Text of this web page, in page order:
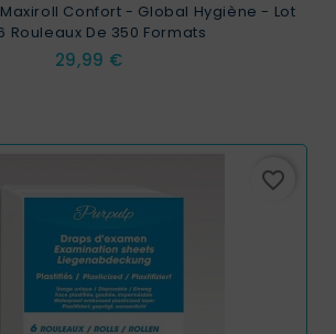
Confort - Global Hygiène - Lot
Rouleaux De 350 Formats
Prix
29,99 €
favorite_border